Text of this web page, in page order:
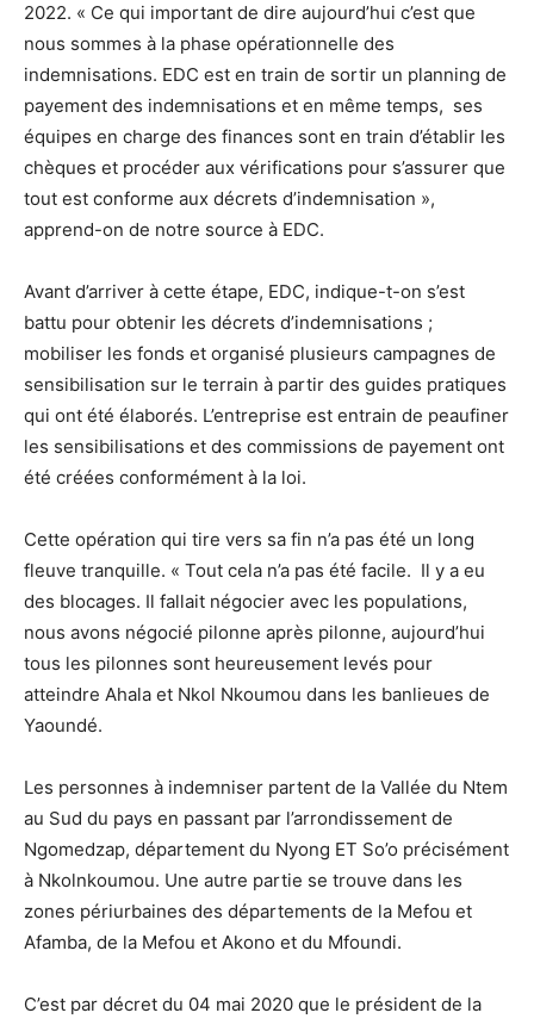
2022. « Ce qui important de dire aujourd’hui c’est que
nous sommes à la phase opérationnelle des
indemnisations. EDC est en train de sortir un planning de
payement des indemnisations et en même temps, ses
équipes en charge des finances sont en train d’établir les
chèques et procéder aux vérifications pour s’assurer que
tout est conforme aux décrets d’indemnisation »,
apprend-on de notre source à EDC.
Avant d’arriver à cette étape, EDC, indique-t-on s’est
battu pour obtenir les décrets d’indemnisations ;
mobiliser les fonds et organisé plusieurs campagnes de
sensibilisation sur le terrain à partir des guides pratiques
qui ont été élaborés. L’entreprise est entrain de peaufiner
les sensibilisations et des commissions de payement ont
été créées conformément à la loi.
Cette opération qui tire vers sa fin n’a pas été un long
fleuve tranquille. « Tout cela n’a pas été facile. Il y a eu
des blocages. Il fallait négocier avec les populations,
nous avons négocié pilonne après pilonne, aujourd’hui
tous les pilonnes sont heureusement levés pour
atteindre Ahala et Nkol Nkoumou dans les banlieues de
Yaoundé.
Les personnes à indemniser partent de la Vallée du Ntem
au Sud du pays en passant par l’arrondissement de
Ngomedzap, département du Nyong ET So’o précisément
à Nkolnkoumou. Une autre partie se trouve dans les
zones périurbaines des départements de la Mefou et
Afamba, de la Mefou et Akono et du Mfoundi.
C’est par décret du 04 mai 2020 que le président de la